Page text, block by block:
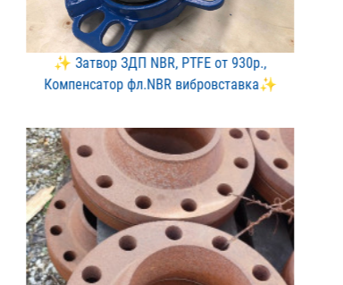
✨ Затвор ЗДП NBR, PTFE о​т 930р.,
Компенсатор фл.​NBR вибровставка✨